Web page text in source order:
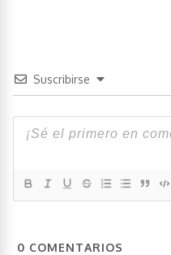
Suscribirse
0 COMENTARIOS